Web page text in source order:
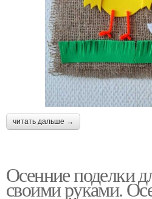
читать дальше →
Осенние поделки
своими руками.